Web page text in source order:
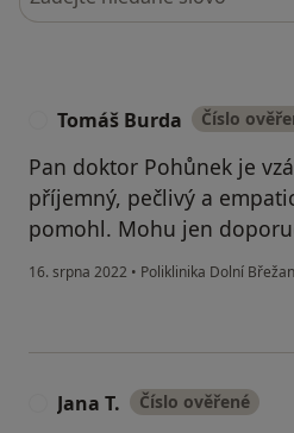
Tomáš Burda Číslo
Pan doktor Pohůnek je
příjemný, pečlivý a
pomohl. Mohu jen
16. srpna 2022 • Poliklinika Dolní
Jana T. Číslo ověřené